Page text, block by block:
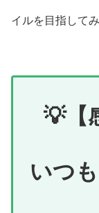
イルを目指して
💡【
いつ